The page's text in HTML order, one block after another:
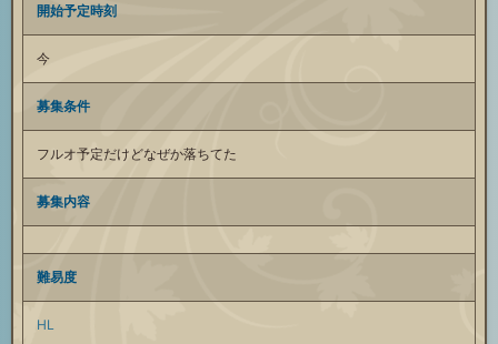
開始予定時刻
今
募集条件
フルオ予定だけどなぜか落ちてた
募集内容
難易度
HL